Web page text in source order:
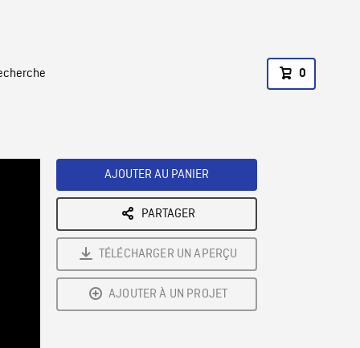
0
AJOUTER AU PANIER
PARTAGER
TÉLÉCHARGER UN APERÇU
AJOUTER À UN PROJET